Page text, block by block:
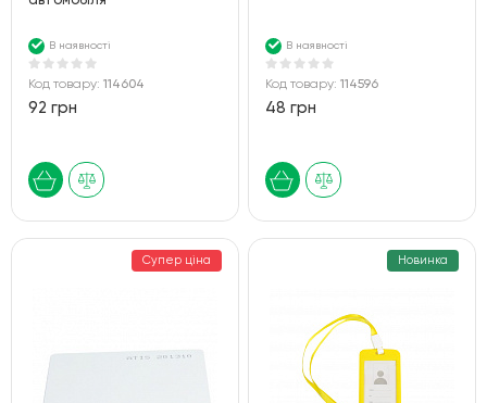
В наявності
Код товару: 114604
92 грн
В наявності
Код товару:114596
48 грн
Супер ціна Новинка